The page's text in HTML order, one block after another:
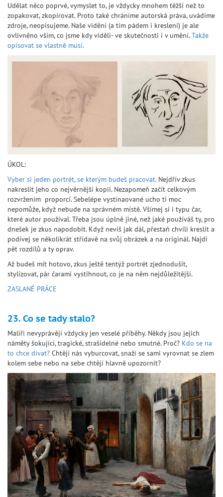
Udělat něco poprvé, vymyslet to, je vždycky mnohem těžší než to
zopakovat, zkopírovat. Proto také chráníme autorská práva, uvádíme
zdroje, neopisujeme. Naše vidění (a tím pádem i kreslení) je ale
ovlivněno vším, co jsme kdy viděli- ve skutečnosti i v umění.Takže
opisovat se vlastně musí.
ÚKOL:
Vyber si jeden portrét, se kterým budeš pracovat.Nejdřív zkus
nakreslit jeho co nejvěrnější kopii. Nezapomeň začít celkovým
rozvržením proporcí. Sebelépe vystínaované ucho ti moc
nepomůže, když nebude na správném místě. Všímej si i typu čar,
které autor používal. Třeba jsou úplně jiné, než jaké používáš ty, pro
dnešek je zkus napodobit. Když nevíš jak dál, přestaň chvíli kreslit a
podívej se několikrát střídavě na svůj obrázek a na originál. Najdi
pět rozdílů a ty oprav.
Až budeš mít hotovo, zkus ještě tentýž portrét zjednodušit,
stylizovat, pár čarami vystihnout, co je na něm nejdůležitější.
ZASLANÉ PRÁCE
23. Co se tady stalo?
Malíři nevyprávějí vždycky jen veselé příběhy. Někdy jsou jejich
náměty šokující, tragické, strašidelné nebo smutné. Proč? Kdo se na
to chce dívat? Chtějí nás vyburcovat, snaží se sami vyrovnat se zlem
kolem sebe nebo na sebe chtějí hlavně upozornit?